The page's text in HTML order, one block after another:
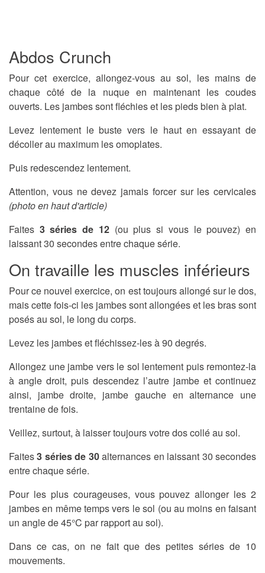
Abdos Crunch
Pour cet exercice, allongez-vous au sol, les mains de
chaque côté de la nuque en maintenant les coudes
ouverts. Les jambes sont fléchies et les pieds bien à plat.
Levez lentement le buste vers le haut en essayant de
décoller au maximum les omoplates.
Puis redescendez lentement.
Attention, vous ne devez jamais forcer sur les cervicales
(photo en haut d'article)
Faites 3 séries de 12(ou plus si vous le pouvez) en
laissant 30 secondes entre chaque série.
On travaille les muscles inférieurs
Pour ce nouvel exercice, on est toujours allongé sur le dos,
mais cette fois-ci les jambes sont allongées et les bras sont
posés au sol, le long du corps.
Levez les jambes et fléchissez-les à 90 degrés.
Allongez une jambe vers le sol lentement puis remontez-la
à angle droit, puis descendez l’autre jambe et continuez
ainsi, jambe droite, jambe gauche en alternance une
trentaine de fois.
Veillez, surtout, à laisser toujours votre dos collé au sol.
Faites3 séries de 30alternances en laissant 30 secondes
entre chaque série.
Pour les plus courageuses, vous pouvez allonger les 2
jambes en même temps vers le sol (ou au moins en faisant
un angle de 45°C par rapport au sol).
Dans ce cas, on ne fait que des petites séries de 10
mouvements.